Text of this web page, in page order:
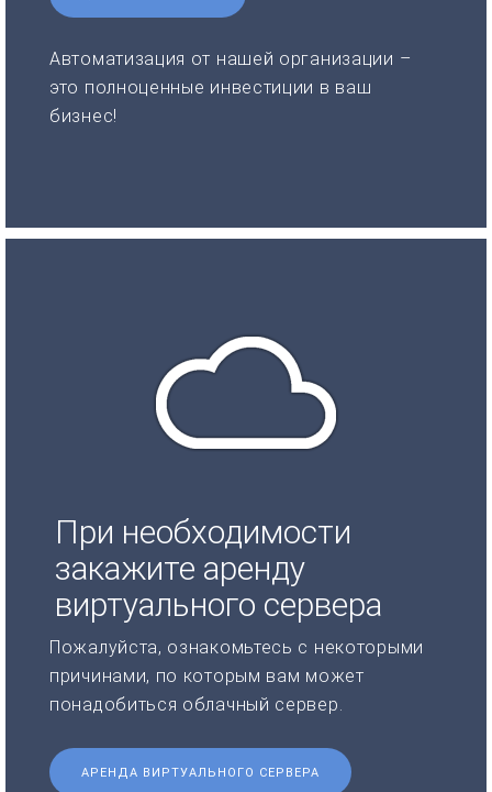
Автоматизация от нашей организации –
это полноценные инвестиции в ваш
бизнес!
При необходимости
закажите аренду
виртуального сервера
Пожалуйста, ознакомьтесь с некоторыми
причинами, по которым вам может
понадобиться облачный сервер.
АРЕНДА ВИРТУАЛЬНОГО СЕРВЕРА